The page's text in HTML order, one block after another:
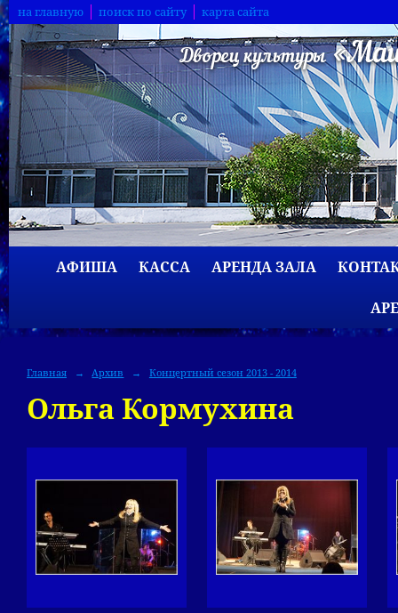
на главную поиск по сайту карта сайта
АФИША КАССА АРЕНДА ЗАЛА
Главная → Архив → Концертный сезон 2013 - 2014
Ольга Кормухина